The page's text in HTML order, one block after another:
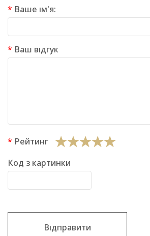
Ваше ім'я:
Ваш відгук
Рейтинг
Код з картинки
Відправити